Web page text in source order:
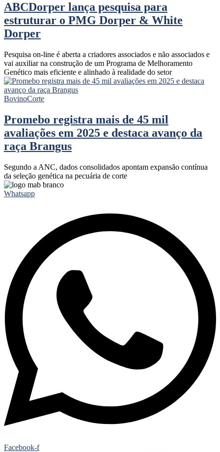
ABCDorper lança pesquisa para
estruturar o PMG Dorper & White
Dorper
Pesquisa on-line é aberta a criadores associados e não associados e
vai auxiliar na construção de um Programa de Melhoramento
Genético mais eficiente e alinhado à realidade do setor
BovinoCorte
Promebo registra mais de 45 mil
avaliações em 2025 e destaca avanço da
raça Brangus
Segundo a ANC, dados consolidados apontam expansão contínua
da seleção genética na pecuária de corte
Whatsapp
Facebook-f